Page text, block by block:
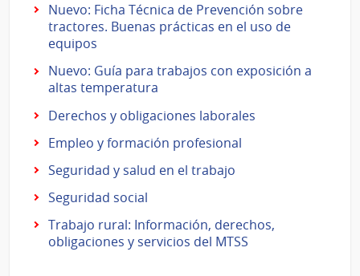
Nuevo: Ficha Técnica de Prevención sobre
tractores. Buenas prácticas en el uso de
equipos
Nuevo: Guía para trabajos con exposición a
altas temperatura
Derechos y obligaciones laborales
Empleo y formación profesional
Seguridad y salud en el trabajo
Seguridad social
Trabajo rural: Información, derechos,
obligaciones y servicios del MTSS